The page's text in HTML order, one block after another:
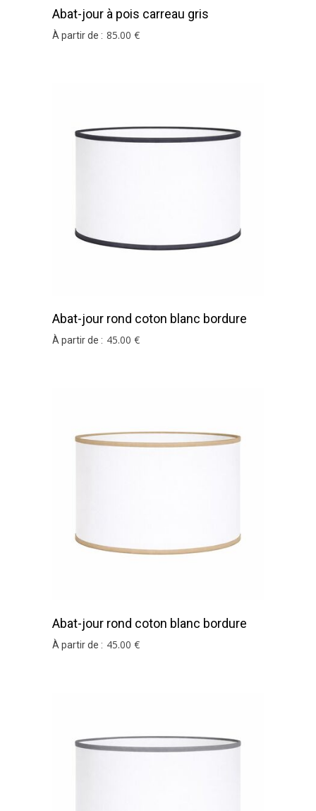
Abat-jour à pois carreau gris
À partir de : 85.00 €
Abat-jour rond coton blanc bordure
gris ardoise
À partir de : 45.00 €
Abat-jour rond coton blanc bordure
ficelle
À partir de : 45.00 €